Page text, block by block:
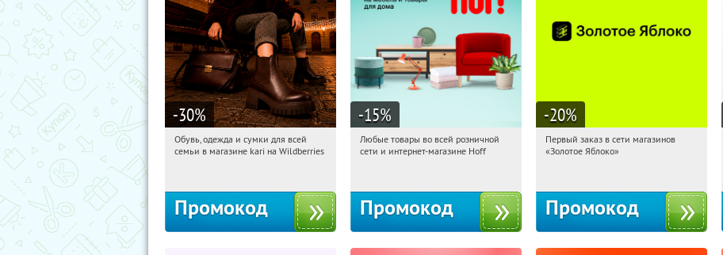
-30%
04:05:32 Получили:
Обувь, одежда и сумки для всей
семьи в магазине kari на Wildberries
Промокод
-15%
04:05:32 Получили:
Любые товары во всей розничной
сети и интернет-магазине Hoff
Промокод
-20%
04:05:32
Получи первым!
Первый заказ в сети магазинов
«Золотое Яблоко»
Промокод